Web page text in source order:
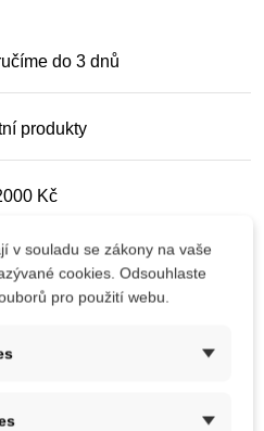
do 3 dnů
produkty
Kč
ve stejné
v souladu se zákony na vaše
cookies. Odsouhlaste
pro použití webu.